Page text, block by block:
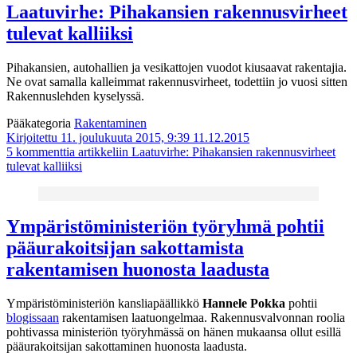
Laatuvirhe: Pihakansien rakennusvirheet
tulevat kalliiksi
Pihakansien, autohallien ja vesikattojen vuodot kiusaavat rakentajia.
Ne ovat samalla kalleimmat rakennusvirheet, todettiin jo vuosi sitten
Rakennuslehden kyselyssä.
Pääkategoria Rakentaminen
Kirjoitettu 11. joulukuuta 2015, 9:39 11.12.2015
5 kommenttia artikkeliin Laatuvirhe: Pihakansien rakennusvirheet
tulevat kalliiksi
Ympäristöministeriön työryhmä pohtii
pääurakoitsijan sakottamista
rakentamisen huonosta laadusta
Ympäristöministeriön kansliapäällikkö Hannele Pokka pohtii
blogissaan rakentamisen laatuongelmaa. Rakennusvalvonnan roolia
pohtivassa ministeriön työryhmässä on hänen mukaansa ollut esillä
pääurakoitsijan sakottaminen huonosta laadusta.